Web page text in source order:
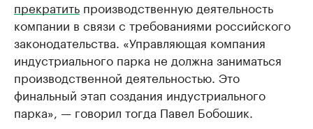
прекратить производственную деятельность
компании в связи с требованиями российского
законодательства. «Управляющая компания
индустриального парка не должна заниматься
производственной деятельностью. Это
финальный этап создания индустриального
парка», — говорил тогда Павел Бобошик.